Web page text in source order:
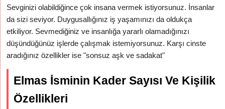
Sevginizi olabildiğince çok insana vermek istiyorsunuz. İnsanlar
da sizi seviyor. Duygusallığınız iş yaşamınızı da oldukça
etkiliyor. Sevmediğiniz ve insanlığa yararlı olamadığınızı
düşündüğünüz işlerde çalışmak istemiyorsunuz. Karşı cinste
aradığınız özellikler ise "sonsuz aşk ve sadakat"
Elmas İsminin Kader Sayısı Ve Kişilik
Özellikleri